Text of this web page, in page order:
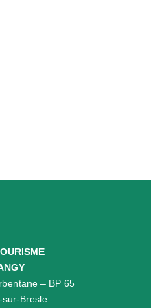
– BP 65
sur-Bresle